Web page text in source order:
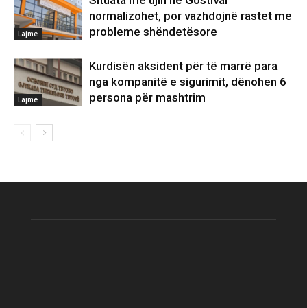
Lajme
normalizohet, por vazhdojnë rastet me
probleme shëndetësore
Lajme
Kurdisën aksident për të marrë para
nga kompanitë e sigurimit, dënohen 6
persona për mashtrim